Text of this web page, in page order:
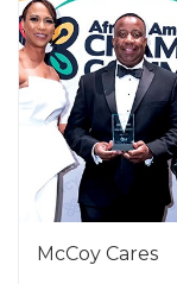
McCoy Cares